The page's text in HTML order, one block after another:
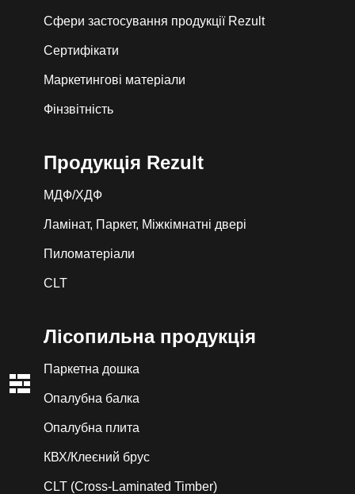
Сфери застосування продукції Rezult
Сертифікати
Маркетингові матеріали
Фінзвітність
Продукція Rezult
МДФ/ХДФ
Ламінат, Паркет, Міжкімнатні двері
Пиломатеріали
CLT
Лiсопильна продукція
Паркетна дошка
Опалубна балка
Опалубна плита
КВХ/Клеєний брус
CLT (Cross-Laminated Timber)